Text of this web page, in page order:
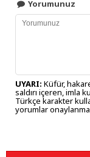
Yorumunuz
UYARI: Küfür,
saldırı içeren, imla
Türkçe karakter
yorumlar